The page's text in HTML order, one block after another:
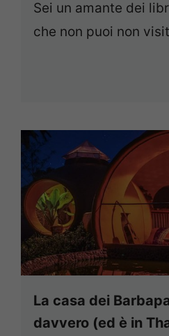
Sei un amante dei
che non puoi non
La casa dei
davvero (ed è in